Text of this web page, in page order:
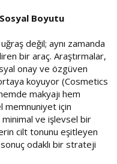
Boyutu
değil; aynı zamanda
bir araç. Araştırmalar,
onay ve özgüven
koyuyor (Cosmetics
makyajı hem
memnuniyet için
minimal ve işlevsel bir
cilt tonunu eşitleyen
odaklı bir strateji